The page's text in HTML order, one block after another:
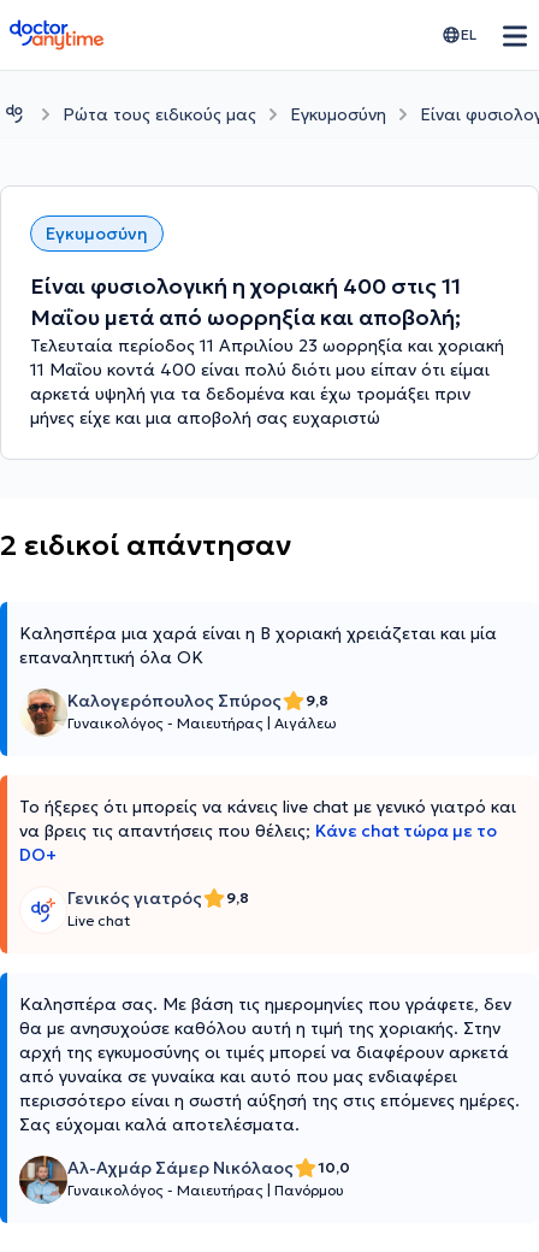
doctoranytime EL
Ρώτα τους ειδικούς μας Εγκυμοσύνη Είναι
Εγκυμοσύνη
Είναι φυσιολογική η χοριακή 400 στις 11
Μαΐου μετά από ωορρηξία και αποβολή;
Τελευταία περίοδος 11 Απριλίου 23 ωορρηξία και χοριακή
11 Μαΐου κοντά 400 είναι πολύ διότι μου είπαν ότι είμαι
αρκετά υψηλή για τα δεδομένα και έχω τρομάξει πριν
μήνες είχε και μια αποβολή σας ευχαριστώ
2 ειδικοί απάντησαν
Καλησπέρα μια χαρά είναι η Β χοριακή χρειάζεται και μία
επαναληπτική όλα OK
Καλογερόπουλος Σπύρος
9,8
Γυναικολόγος - Μαιευτήρας Αιγάλεω
Το ήξερες ότι μπορείς να κάνεις live chat με γενικό γιατρό και
να βρεις τις απαντήσεις που θέλεις; Κάνε chat τώρα με το
DO+
Γενικός γιατρός
9,8
Live chat
Καλησπέρα σας. Με βάση τις ημερομηνίες που γράφετε, δεν
θα με ανησυχούσε καθόλου αυτή η τιμή της χοριακής. Στην
αρχή της εγκυμοσύνης οι τιμές μπορεί να διαφέρουν αρκετά
από γυναίκα σε γυναίκα και αυτό που μας ενδιαφέρει
περισσότερο είναι η σωστή αύξησή της στις επόμενες ημέρες.
Σας εύχομαι καλά αποτελέσματα.
Αλ-Αχμάρ Σάμερ Νικόλαος
10,0
Γυναικολόγος - Μαιευτήρας Πανόρμου